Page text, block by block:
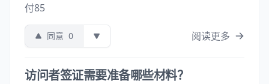
付85
同意 0 阅读更多
访问者签证需要准备哪些材料？